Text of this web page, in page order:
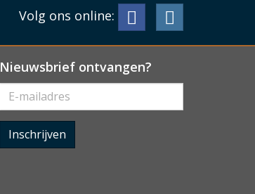
Volg ons online:
Nieuwsbrief ontvangen?
Inschrijven